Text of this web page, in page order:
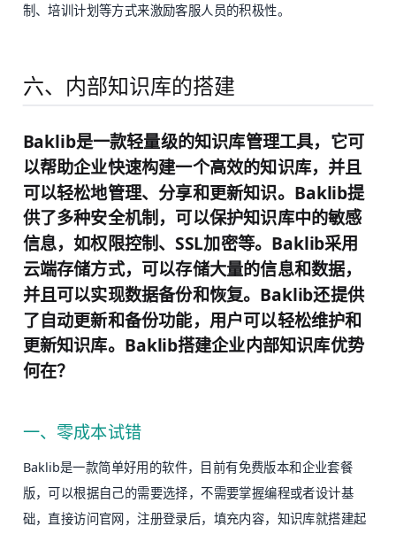
制、培训计划等方式来激励客服人员的积极性。
六、内部知识库的搭建
Baklib是一款轻量级的知识库管理工具，它可
以帮助企业快速构建一个高效的知识库，并且
可以轻松地管理、分享和更新知识。Baklib提
供了多种安全机制，可以保护知识库中的敏感
信息，如权限控制、SSL加密等。Baklib采用
云端存储方式，可以存储大量的信息和数据，
并且可以实现数据备份和恢复。Baklib还提供
了自动更新和备份功能，用户可以轻松维护和
更新知识库。Baklib搭建企业内部知识库优势
何在？
一、零成本试错
Baklib是一款简单好用的软件，目前有免费版本和企业套餐
版，可以根据自己的需要选择，不需要掌握编程或者设计基
础，直接访问官网，注册登录后，填充内容，知识库就搭建起